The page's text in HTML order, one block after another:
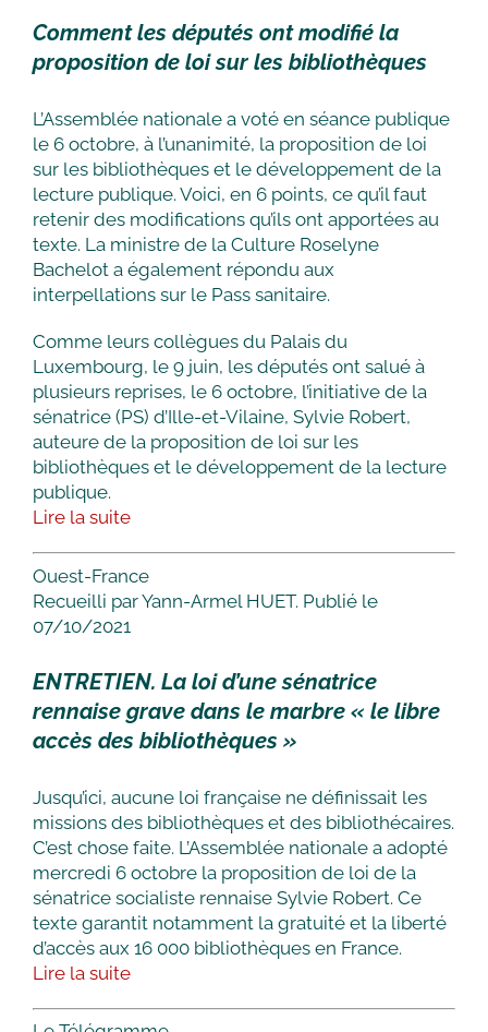
Comment les députés ont modifié la
proposition de loi sur les bibliothèques
L’Assemblée nationale a voté en séance publique
le 6 octobre, à l’unanimité, la proposition de loi
sur les bibliothèques et le développement de la
lecture publique. Voici, en 6 points, ce qu’il faut
retenir des modifications qu’ils ont apportées au
texte. La ministre de la Culture Roselyne
Bachelot a également répondu aux
interpellations sur le Pass sanitaire.
Comme leurs collègues du Palais du
Luxembourg, le 9 juin, les députés ont salué à
plusieurs reprises, le 6 octobre, l’initiative de la
sénatrice (PS) d’Ille-et-Vilaine, Sylvie Robert,
auteure de la proposition de loi sur les
bibliothèques et le développement de la lecture
publique.
Lire la suite
Ouest-France
Recueilli par Yann-Armel HUET. Publié le
07/10/2021
ENTRETIEN. La loi d’une sénatrice
rennaise grave dans le marbre « le libre
accès des bibliothèques »
Jusqu’ici, aucune loi française ne définissait les
missions des bibliothèques et des bibliothécaires.
C’est chose faite. L’Assemblée nationale a adopté
mercredi 6 octobre la proposition de loi de la
sénatrice socialiste rennaise Sylvie Robert. Ce
texte garantit notamment la gratuité et la liberté
d’accès aux 16 000 bibliothèques en France.
Lire la suite